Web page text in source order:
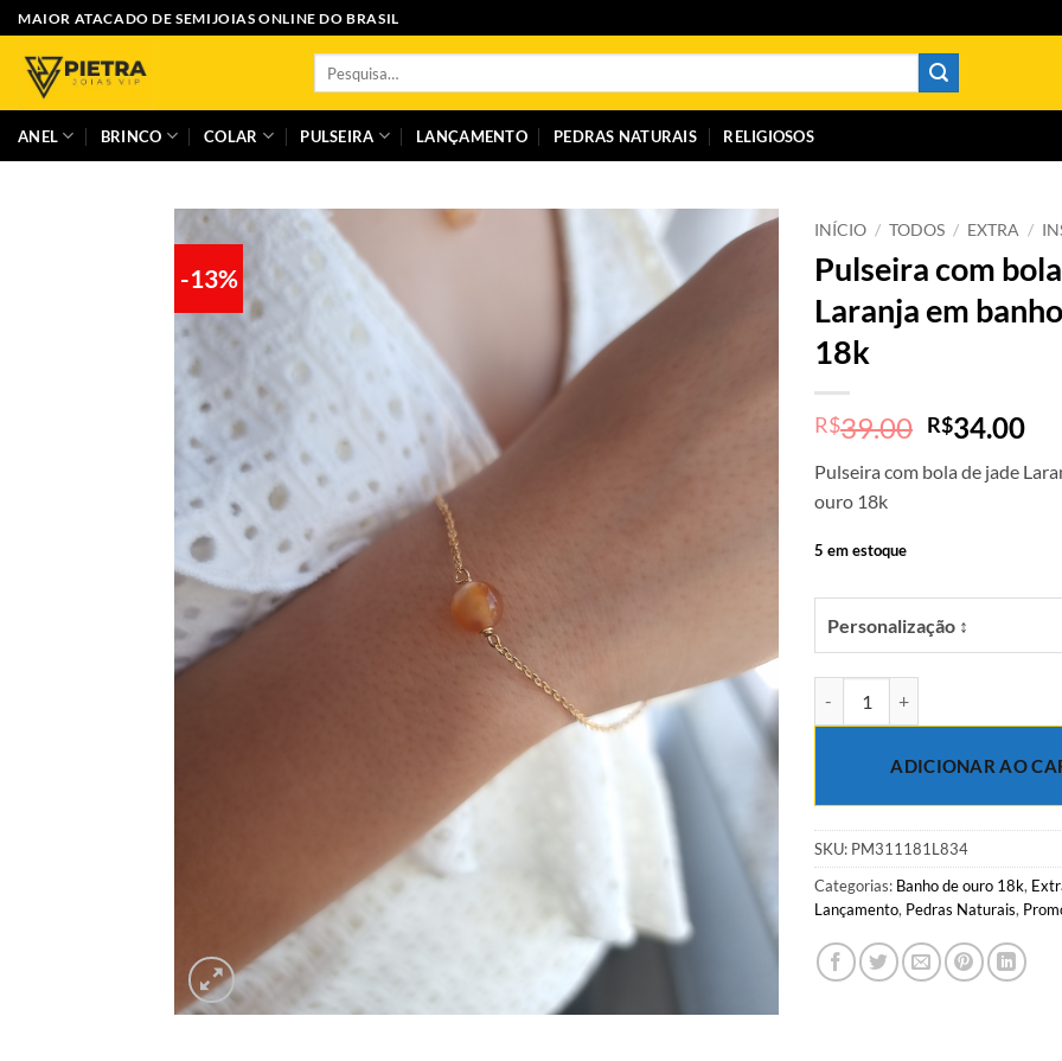
Skip
to
content
MAIOR ATACADO DE SEMIJOIAS ONLINE DO BRASIL
ANEL BRINCO COLAR PULSEIRA LANÇAMENTO PEDRAS NATURAIS RELIGIOSOS
-13%
INÍCIO / TODOS / EXTRA /
Pulseira com
Laranja em
18k
R$39.00 O
original
R$34.00O
Pulseira com bola de jade
ouro 18k
5 em estoque
Personalização ↕
ADICIONAR AO
SKU: PM311181L834
Categorias: Banho de ouro 18k,
Lançamento, Pedras Naturais,